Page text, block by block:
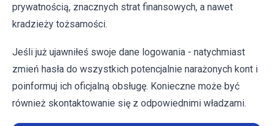
prywatnością, znacznych strat finansowych, a nawet
kradzieży tożsamości.
Jeśli już ujawniłeś swoje dane logowania - natychmiast
zmień hasła do wszystkich potencjalnie narażonych kont i
poinformuj ich oficjalną obsługę. Konieczne może być
również skontaktowanie się z odpowiednimi władzami.